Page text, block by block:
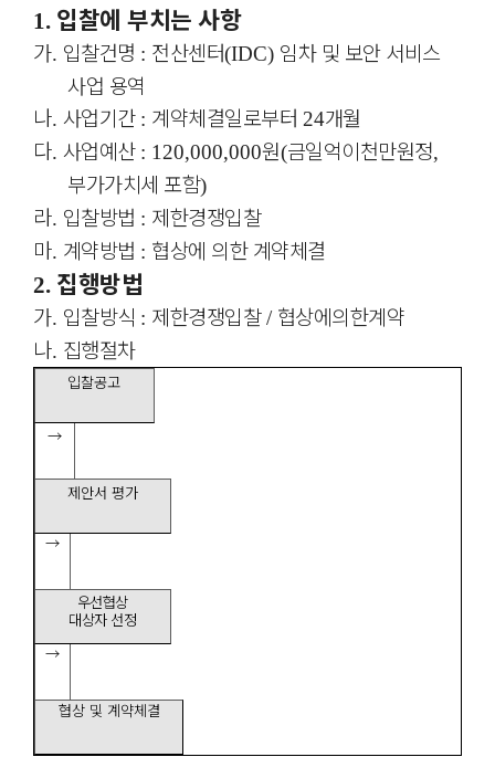
1. 입찰에 부치는 사항
가. 입찰건명 : 전산센터(IDC) 임차 및 보안 서비스
사업 용역
나. 사업기간 : 계약체결일로부터 24개월
다. 사업예산 : 120,000,000원(금일억이천만원정,
부가가치세 포함)
라. 입찰방법 : 제한경쟁입찰
마. 계약방법 : 협상에 의한 계약체결
2. 집행방법
가. 입찰방식 : 제한경쟁입찰/ 협상에의한계약
나. 집행절차
입찰공고
→
제안서 평가
→
우선협상
대상자 선정
→
협상 및 계약체결